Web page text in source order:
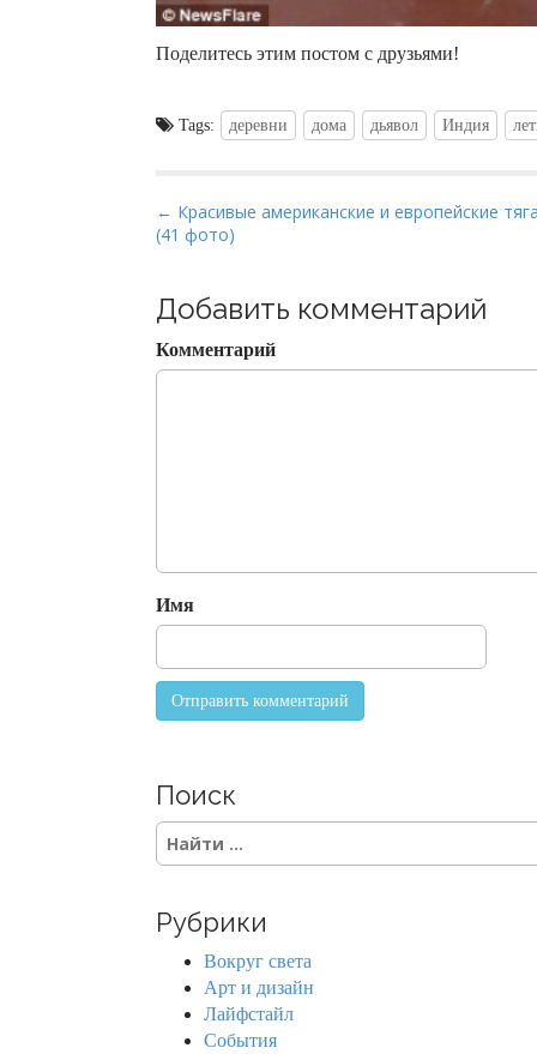
Поделитесь этим постом с друзьями!
Tags: деревни дома дьявол Индия
P
o
t
n
a
n
← Красивые американские и европейские
(41 фото)
Добавить комментарий
Комментарий
Имя
Поиск
S
c
Рубрики
Вокруг света
Арт и дизайн
Лайфстайл
События